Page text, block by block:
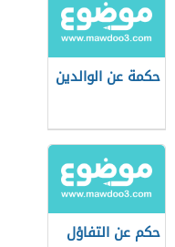
حكمة عن الوالدين
حكم عن التفاؤل